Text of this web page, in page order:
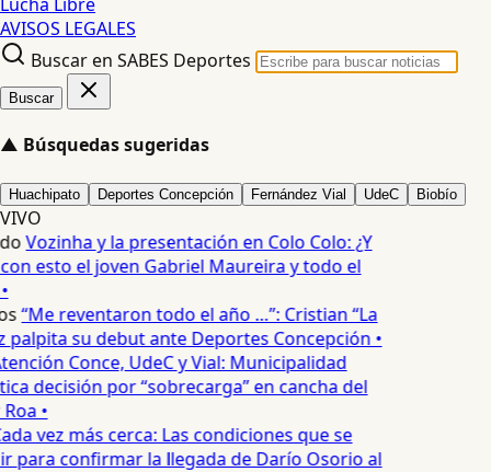
AVISOS LEGALES
Buscar en SABES Deportes
Buscar
▲ Búsquedas sugeridas
Huachipato Deportes Concepción Fernández Vial UdeC Biobío
VIVO
Vozinha y la presentación en Colo Colo: ¿Y
esto el joven Gabriel Maureira y todo el
“Me reventaron todo el año …”: Cristian “La
palpita su debut ante Deportes Concepción •
Conce, UdeC y Vial: Municipalidad
decisión por “sobrecarga” en cancha del
•
vez más cerca: Las condiciones que se
para confirmar la llegada de Darío Osorio al